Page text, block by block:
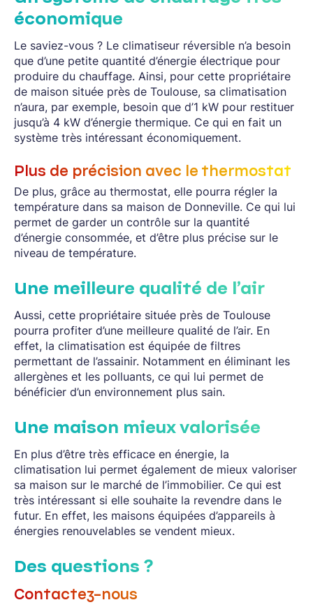
économique
Le saviez-vous ? Le climatiseur réversible n’a besoin
que d’une petite quantité d’énergie électrique pour
produire du chauffage. Ainsi, pour cette propriétaire
de maison située près de Toulouse, sa climatisation
n’aura, par exemple, besoin que d’1 kW pour restituer
jusqu’à 4 kW d’énergie thermique. Ce qui en fait un
système très intéressant économiquement.
Plus de précision avec le thermostat
De plus, grâce au thermostat, elle pourra régler la
température dans sa maison de Donneville. Ce qui lui
permet de garder un contrôle sur la quantité
d’énergie consommée, et d’être plus précise sur le
niveau de température.
Une meilleure qualité de l’air
Aussi, cette propriétaire située près de Toulouse
pourra profiter d’une meilleure qualité de l’air. En
effet, la climatisation est équipée de filtres
permettant de l’assainir. Notamment en éliminant les
allergènes et les polluants, ce qui lui permet de
bénéficier d’un environnement plus sain.
Une maison mieux valorisée
En plus d’être très efficace en énergie, la
climatisation lui permet également de mieux valoriser
sa maison sur le marché de l’immobilier. Ce qui est
très intéressant si elle souhaite la revendre dans le
futur. En effet, les maisons équipées d’appareils à
énergies renouvelables se vendent mieux.
Des questions ?
Contactez-nous